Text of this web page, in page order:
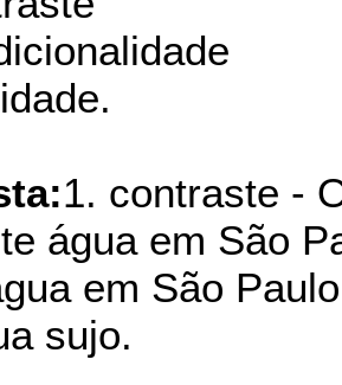
1. contraste -
água em São
em São
sujo.